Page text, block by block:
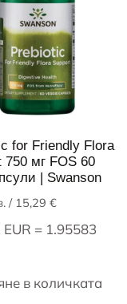
for Friendly Flora
750 мг FOS 60
| Swanson
/ 15,29 €
EUR = 1.95583
в количката